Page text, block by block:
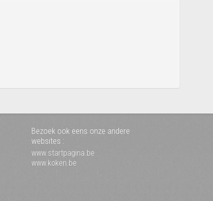
Bezoek ook eens onze andere
websites :
www.startpagina.be
www.koken.be